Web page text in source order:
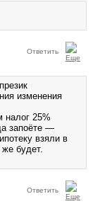
Ответить
изменения
налог 25%
запоёте —
взяли в
будет.
Ответить